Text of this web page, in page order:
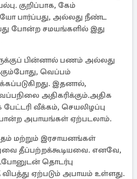
குறிப்பாக, கேம்
பார்ப்பது, அல்லது நீண்ட
போன்ற சமயங்களில் இது
பின்னால் பணம் அல்லது
வெப்பம்
இதனால்,
அதிகரிக்கும்.அதிக
வீக்கம், செயலிழப்பு
அபாயங்கள் ஏற்படலாம்.
மற்றும் இரசாயனங்கள்
தீப்பற்றக்கூடியவை. எனவே,
தொடர்பு
ஏற்படும் அபாயம் உள்ளது.